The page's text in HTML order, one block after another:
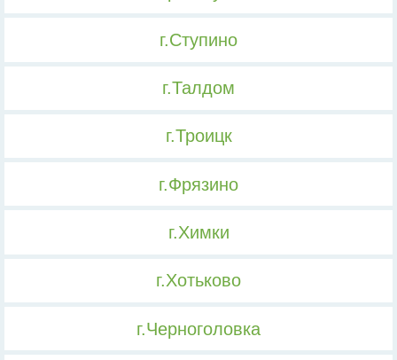
г.Ступино
г.Талдом
г.Троицк
г.Фрязино
г.Химки
г.Хотьково
г.Черноголовка